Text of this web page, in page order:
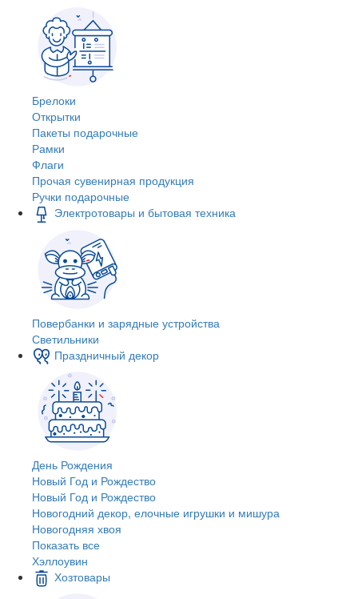
Брелоки
Открытки
Пакеты подарочные
Рамки
Флаги
Прочая сувенирная продукция
Ручки подарочные
Электротовары и бытовая техника
Повербанки и зарядные устройства
Светильники
Праздничный декор
День Рождения
Новый Год и Рождество
Новый Год и Рождество
Новогодний декор, елочные игрушки и мишура
Новогодняя хвоя
Показать все
Хэллоувин
Хозтовары